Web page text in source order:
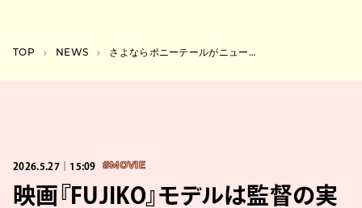
TOP NEWS さよならポニーテールがニューシングル“帝都”を配信リリース
2026.5.27｜15:09 #MOVIE
映画『FUJIKO』モデルは監督の実